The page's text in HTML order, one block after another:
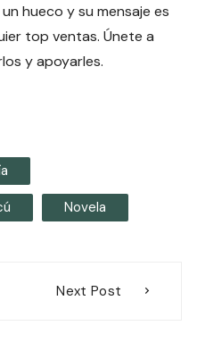
hueco y su mensaje es
top ventas. Únete a
y apoyarles.
Novela
Next Post